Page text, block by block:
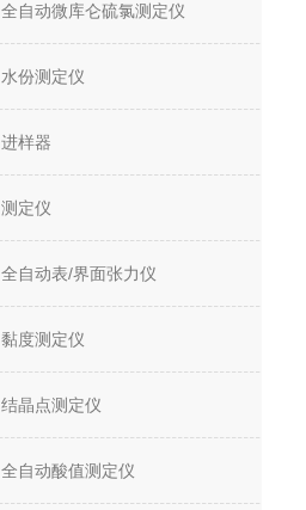
全自动微库仑硫氯测定仪
水份测定仪
进样器
测定仪
全自动表/界面张力仪
黏度测定仪
结晶点测定仪
全自动酸值测定仪